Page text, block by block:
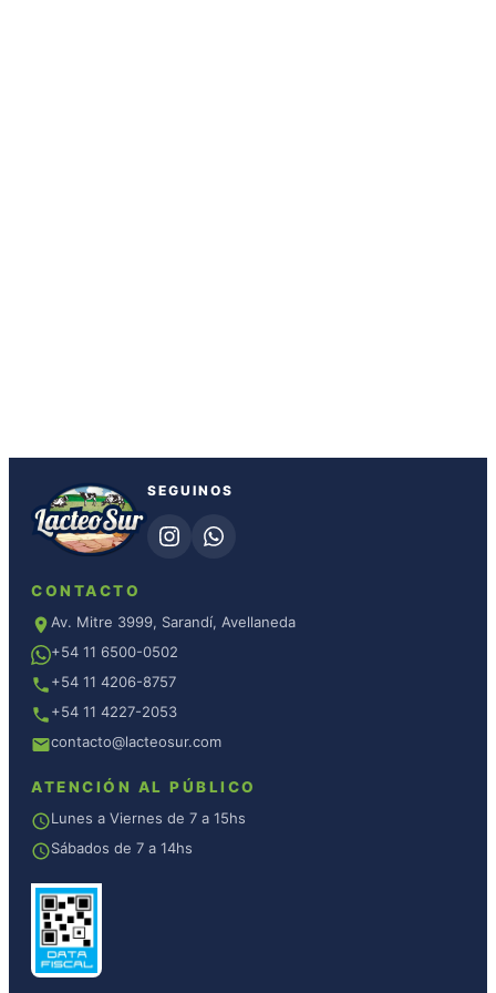
SEGUINOS
CONTACTO
Av. Mitre 3999, Sarandí, Avellaneda
+54 11 6500-0502
+54 11 4206-8757
+54 11 4227-2053
contacto@lacteosur.com
ATENCIÓN AL PÚBLICO
Lunes a Viernes de 7 a 15hs
Sábados de 7 a 14hs